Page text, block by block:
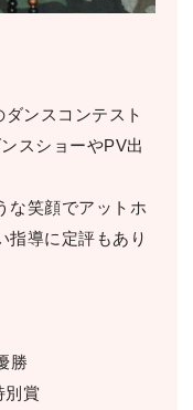
ンスコンテスト
スショーやPV出
な笑顔でアットホ
指導に定評もあり
勝
別賞